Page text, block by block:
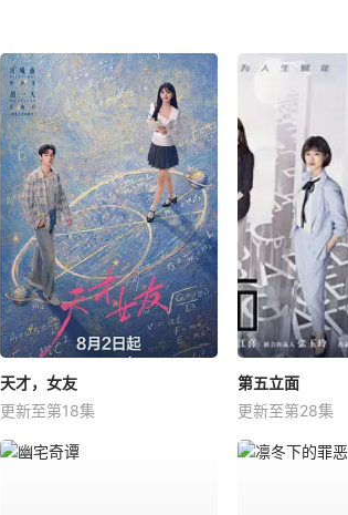
天才，女友
更新至第18集
第五立面
更新至第28集